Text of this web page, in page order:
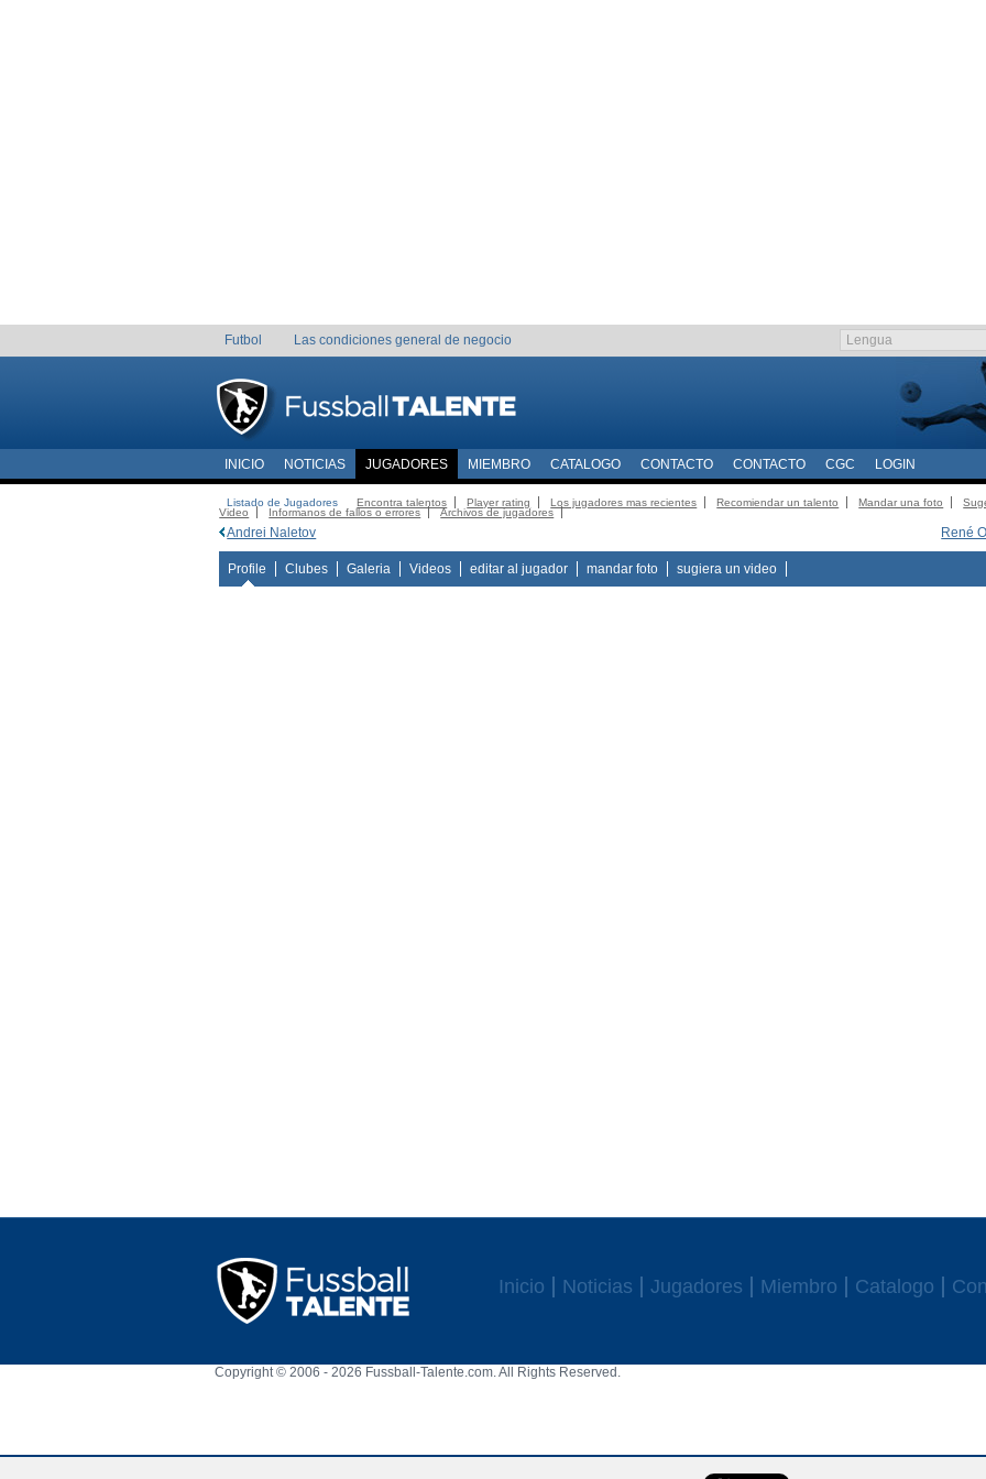
Futbol Las condiciones general de negocio
INICIO NOTICIAS JUGADORES MIEMBRO CATALOGO CONTACTO CONTACTO CGC LOGIN
Listado de Jugadores Encontra talentos Player rating Los jugadores mas recientes Recomiendar un talento Mandar una foto
Video
Informanos de fallos o errores Archivos de jugadores
René
Andrei Naletov
Profile Clubes Galeria Videos editar al jugador mandar foto sugiera un video
Inicio Noticias Jugadores Miembro Catalogo
Copyright © 2006 - 2026 Fussball-Talente.com. All Rights Reserved.